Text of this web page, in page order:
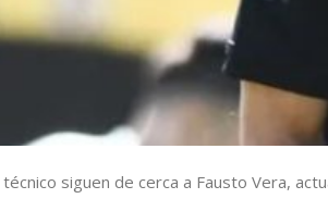
siguen de cerca a Fausto Vera,